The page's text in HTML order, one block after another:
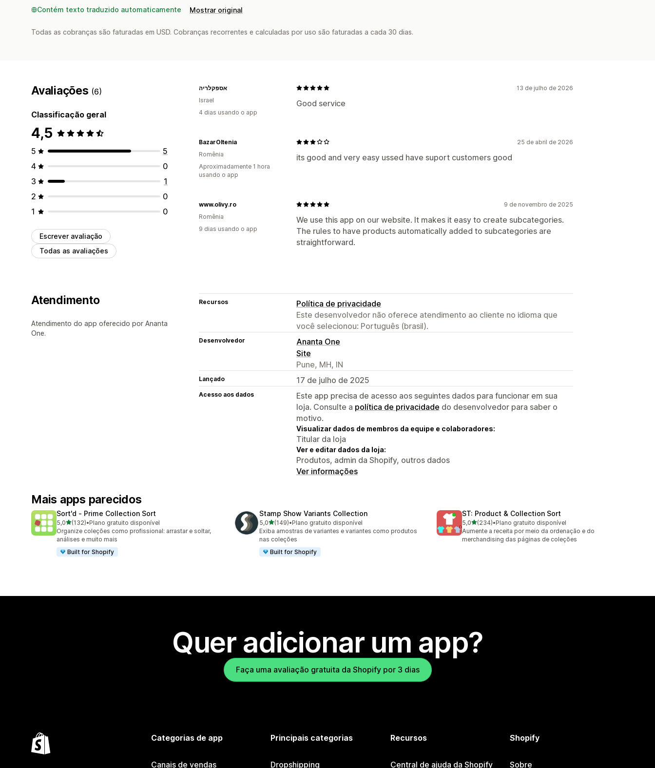
Contém texto traduzido automaticamente Mostrar original
Todas as cobranças são faturadas em USD. Cobranças recorrentes e calculadas por uso são faturadas a cada 30 dias.
Avaliações (6)
Classificação geral
4,5
5
5
4
0
3
1
2
0
1
0
Escrever avaliação
Todas as avaliações
13 de julho de 2026
Good service
אספקלריה
Israel
4 dias usando o app
25 de abril de 2026
its good and very easy ussed have suport customers good
BazarOltenia
Romênia
Aproximadamente 1 hora
usando o app
9 de novembro de 2025
We use this app on our website. It makes it easy to create subcategories.
The rules to have products automatically added to subcategories are
straightforward.
www.olivy.ro
Romênia
9 dias usando o app
Atendimento
Atendimento do app oferecido por Ananta
One.
Recursos
Política de privacidade
Este desenvolvedor não oferece atendimento ao cliente no idioma que
você selecionou: Português (brasil).
Desenvolvedor
Ananta One
Site
Pune, MH, IN
Lançado 17 de julho de 2025
Acesso aos dados
Este app precisa de acesso aos seguintes dados para funcionar em sua
loja. Consulte a política de privacidade do desenvolvedor para saber o
motivo.
Visualizar dados de membros da equipe e colaboradores:
Titular da loja
Ver e editar dados da loja:
Produtos, admin da Shopify, outros dados
Ver informações
Mais apps parecidos
Sort'd ‑ Prime Collection Sort
5,0de 5 estrelas
(132)
132 avaliações ao todo
•Plano gratuito disponível
Organize coleções como profissional: arrastar e soltar,
análises e muito mais
Built for Shopify
Stamp Show Variants Collection
5,0de 5 estrelas
(149)
149 avaliações ao todo
•Plano gratuito disponível
Exiba amostras de variantes e variantes como produtos
nas coleções
Built for Shopify
ST: Product & Collection Sort
5,0de 5 estrelas
(234)
234 avaliações ao todo
•Plano gratuito disponível
Aumente a receita por meio da ordenação e do
merchandising das páginas de coleções
Quer adicionar um app?
Faça uma avaliação gratuita da Shopify por 3 dias
Categorias de app
Canais de vendas
Principais categorias
Dropshipping
Recursos
Central de ajuda da Shopify
Shopify
Sobre